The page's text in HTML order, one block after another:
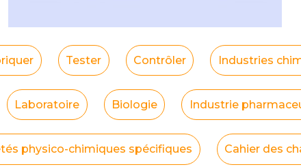
Tester Contrôler Industries
Laboratoire Biologie Industrie
physico-chimiques spécifiques Cahier des